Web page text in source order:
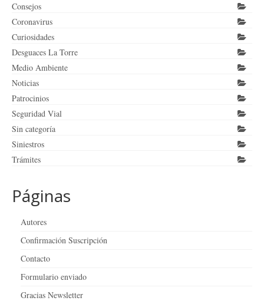
Consejos
Coronavirus
Curiosidades
Desguaces La Torre
Medio Ambiente
Noticias
Patrocinios
Seguridad Vial
Sin categoría
Siniestros
Trámites
Páginas
Autores
Confirmación Suscripción
Contacto
Formulario enviado
Gracias Newsletter